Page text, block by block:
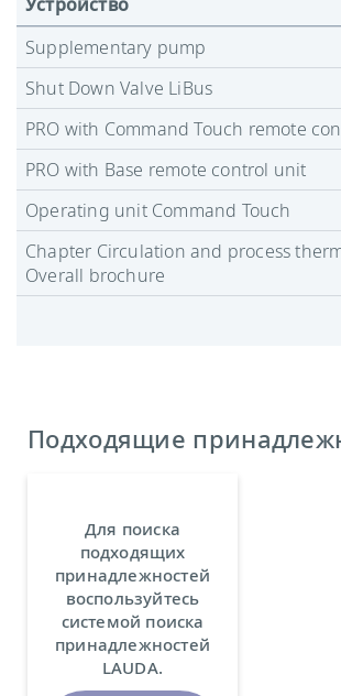
Supplementary pump
Shut Down Valve LiBus
PRO with Command Touch remote
PRO with Base remote control unit
Operating unit Command Touch
Chapter Circulation and process
Overall brochure
Подходящие
Для поиска
подходящих
принадлежностей
воспользуйтесь
системой поиска
принадлежностей
LAUDA.